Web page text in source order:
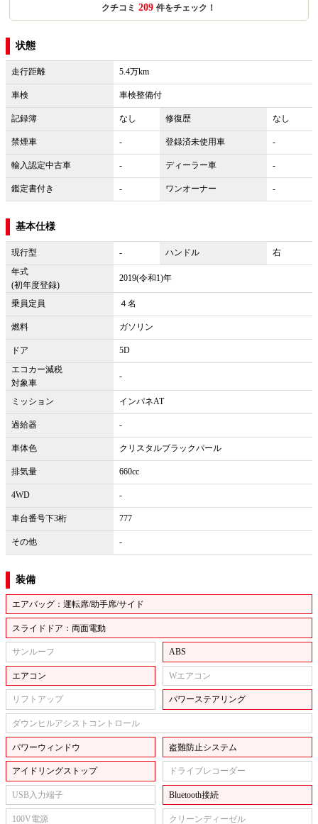
クチコミ 209 件をチェック！
状態
走行距離 5.4万km
車検 車検整備付
記録簿 なし 修復歴 なし
禁煙車 - 登録済未使用車 -
輸入認定中古車 - ディーラー車 -
鑑定書付き - ワンオーナー -
基本仕様
現行型 - ハンドル
右
年式
(初年度登録)
2019(令和1)年
乗員定員 ４名
燃料 ガソリン
ドア
5D
エコカー減税
対象車
-
ミッション インパネAT
過給器 -
車体色 クリスタルブラックパール
排気量 660cc
4WD -
車台番号下3桁 777
その他 -
装備
エアバッグ：運転席/助手席/サイド
スライドドア：両面電動
サンルーフ ABS
エアコン Wエアコン
リフトアップ パワーステアリング
ダウンヒルアシストコントロール
パワーウィンドウ 盗難防止システム
アイドリングストップ ドライブレコーダー
USB入力端子 Bluetooth接続
100V電源 クリーンディーゼル